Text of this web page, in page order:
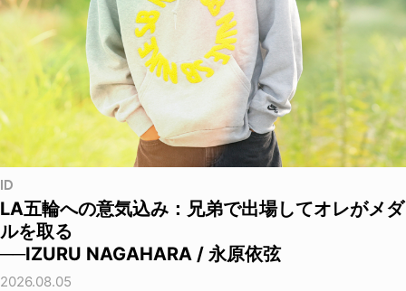
ID
LA五輪への意気込み：兄弟で出場してオレがメダ
ルを取る
──IZURU NAGAHARA / 永原依弦
2026.08.05